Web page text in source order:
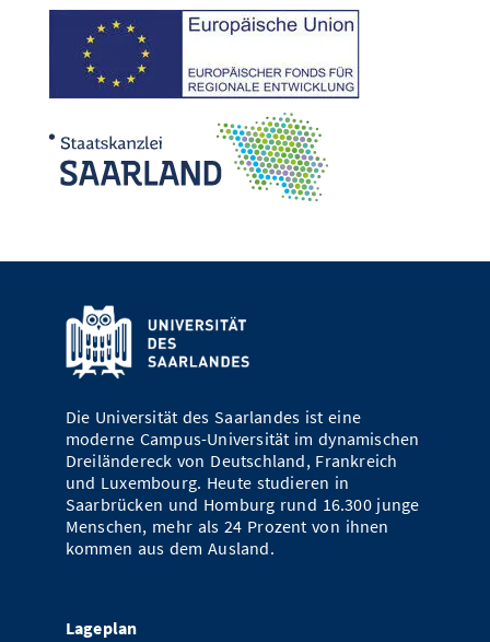
Die Universität des Saarlandes ist eine
moderne Campus-Universität im dynamischen
Dreiländereck von Deutschland, Frankreich
und Luxembourg. Heute studieren in
Saarbrücken und Homburg rund 16.300 junge
Menschen, mehr als 24 Prozent von ihnen
kommen aus dem Ausland.
Lageplan